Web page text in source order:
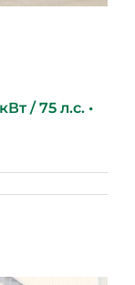
/ 75 л.с. •